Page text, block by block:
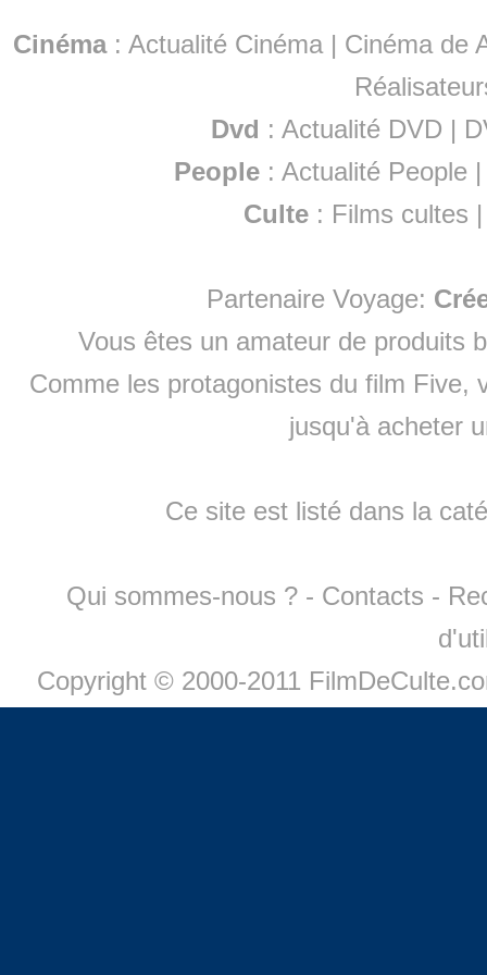
Cinéma: Actualité Cinéma | Cinéma de
Dvd : Actualité DVD |
People :Actualité People
Culte : Films cultes
Partenaire Voyage:
Vous êtes un amateur de produits
Comme les protagonistes du film Five,
jusqu'à acheter
Ce site est listé dans la
Qui sommes-nous ? - Contacts -
Copyright © 2000-2011